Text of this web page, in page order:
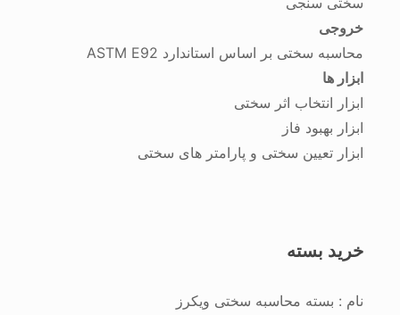
خروجی
محاسبه سختی بر اساس استاندارد ASTM E92
ابزار ها
ابزار انتخاب اثر سختی
ابزار بهبود فاز
ابزار تعیین سختی و پارامتر های سختی
خرید بسته
نام :بسته محاسبه سختی ویکرز